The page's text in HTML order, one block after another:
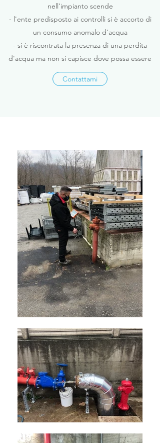
nell'impianto scende
- l'ente predisposto ai controlli si è accorto di
un consumo anomalo d'acqua
- si è riscontrata la presenza di una perdita
d'acqua ma non si capisce dove possa essere
Contattami